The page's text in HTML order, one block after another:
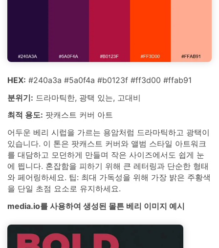
HEX: #240a3a #5a0f4a #b0123f #ff3d00 #ffab91
분위기: 드라마틱한, 광택 있는, 고대비
최적 용도: 팟캐스트 커버 아트
어두운 베리 시럽을 가르는 용암처럼 드라마틱하고 광택이
있습니다. 이 톤은 팟캐스트 커버와 앨범 스타일 아트워크
를 대담하고 모던하게 만들며 작은 사이즈에서도 쉽게 눈
에 띕니다. 혼잡함을 피하기 위해 큰 레터링과 단순한 형태
와 페어링하세요. 팁: 최대 가독성을 위해 가장 밝은 주황색
을 단일 초점 요소로 유지하세요.
media.io를 사용하여 생성된 몰튼 베리 이미지 예시